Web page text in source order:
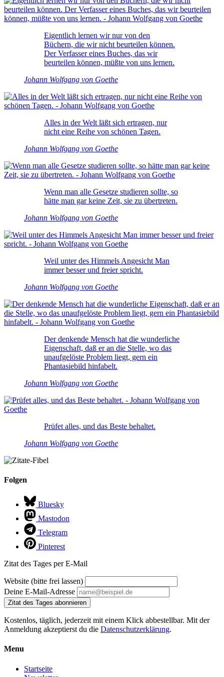
Eigentlich lernen wir nur von den
Büchern, die wir nicht beurteilen können.
Der Verfasser eines Buches, das wir
beurteilen können, müßte von uns lernen.
Johann Wolfgang von Goethe
Alles in der Welt läßt sich ertragen, nur
nicht eine Reihe von schönen Tagen.
Johann Wolfgang von Goethe
Wenn man alle Gesetze studieren sollte, so
hätte man gar keine Zeit, sie zu übertreten.
Johann Wolfgang von Goethe
Weil unter des Himmels Angesicht Man
immer besser und freier spricht.
Johann Wolfgang von Goethe
Der denkende Mensch hat die wunderliche
Eigenschaft, daß er an die Stelle, wo das
unaufgelöste Problem liegt, gern ein
Phantasiebild hinfabelt.
Johann Wolfgang von Goethe
Prüfet alles, und das Beste behaltet.
Johann Wolfgang von Goethe
Folgen
Bluesky
Mastodon
Telegram
Pinterest
Zitat des Tages per E-Mail
Website (bitte frei lassen)
Deine E-Mail-Adresse
Zitat des Tages abonnieren
Kostenlos, täglich, jederzeit mit einem Klick abbestellbar. Mit der
Anmeldung akzeptierst du die Datenschutzerklärung.
Menu
Startseite